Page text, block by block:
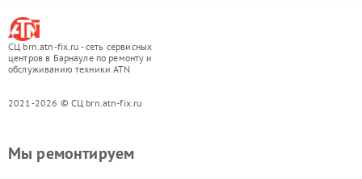
СЦ brn.atn-fix.ru - сеть сервисных
центров в Барнауле по ремонту и
обслуживанию техники ATN
2021-2026 © СЦ brn.atn-fix.ru
Мы ремонтируем